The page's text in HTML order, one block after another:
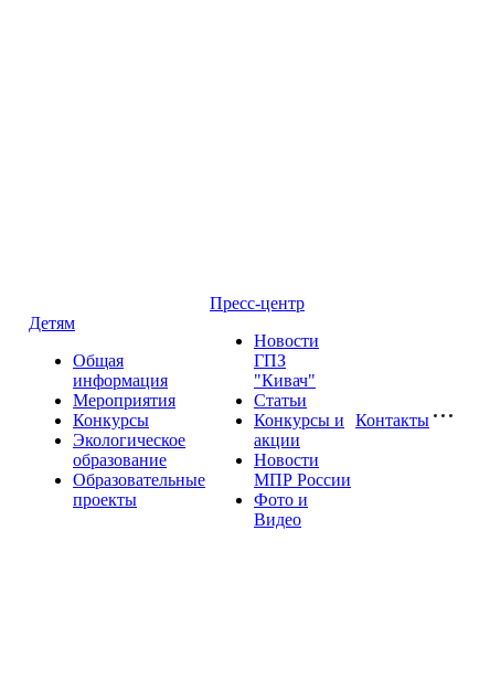
Детям
Общая
информация
Мероприятия
Конкурсы
Экологическое
образование
Образовательные
проекты
Пресс-центр
Новости
ГПЗ
"Кивач"
Статьи
Конкурсы и
акции
Новости
МПР России
Фото и
Видео
Контакты